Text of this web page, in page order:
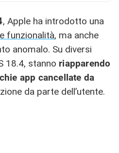
, Apple ha introdotto una
funzionalità, ma anche
anomalo. Su diversi
18.4, stanno riapparendo
app cancellate da
da parte dell’utente.